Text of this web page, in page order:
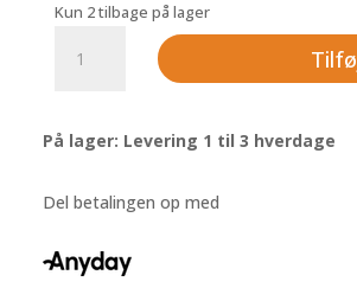
Kun 2 tilbage på lager
med
røde
antal
På lager: Levering 1 til 3 hverdage
Del betalingen op med